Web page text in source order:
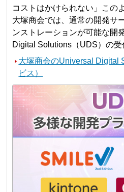
コストはかけられない」この
大塚商会では、通常の開発サ
ンストレーションが可能な開
Digital Solutions（UDS）の受
大塚商会のUniversal Digital
ビス）